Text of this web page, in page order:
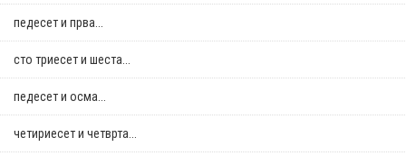
педесет и прва...
сто триесет и шеста...
педесет и осма...
четириесет и четврта...